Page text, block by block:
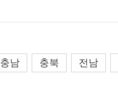
충남 충북 전남